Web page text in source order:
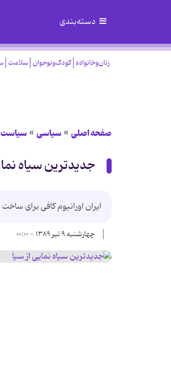
دسته‌بندی
زنان‌وخانواده کودک‌ونوجوان سلامت
صفحه اصلی سیاسی سیاست
جدیدترین سیاه
ایران اورانیوم کافی برای
چهارشنبه ۹ تیر ۱۳۸۹ - ۰۰:۰۰